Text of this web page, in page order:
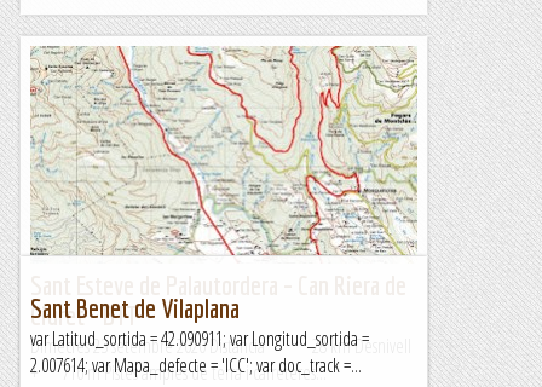
Ciuret - BTT
Dimecres 23 setembre 2020 Distancia 28 km Desnivell
+ 716 m Pistes amples de terra i carreteres...
Sant Benet de Vilaplana
var Latitud_sortida = 42.090911; var Longitud_sortida =
2.007614; var Mapa_defecte = 'ICC'; var doc_track =...